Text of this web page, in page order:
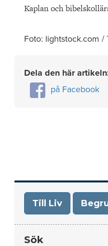
Kaplan och
Foto: lightstock.com /
Dela den här
på Facebook
Till Liv
Sök